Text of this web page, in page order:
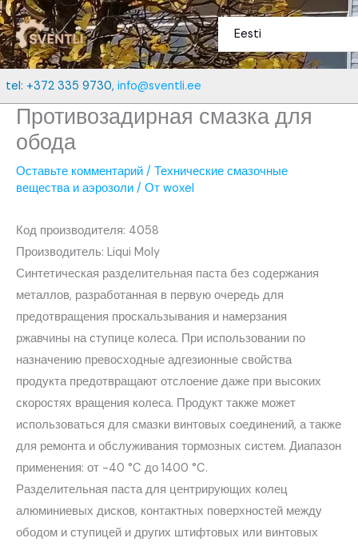
Перейти
к
содержимому
Eesti
tel: +372 335 9730, info@sventli.ee
Противозадирная смазка для
обода
Оставьте комментарий / Технические смазочные
вещества и аэрозоли / От woxel
Код производителя: 4058
Производитель: Liqui Moly
Синтетическая разделительная паста без содержания
металлов, разработанная в первую очередь для
предотвращения проскальзывания и намерзания
ржавчины на ступице колеса. При использовании по
назначению превосходные адгезионные свойства
продукта предотвращают отслоение даже при высоких
скоростях вращения колеса. Продукт также может
использоваться для смазки винтовых соединений, а также
для ремонта и обслуживания тормозных систем. Диапазон
применения: от -40 °C до 1400 °C.
Разделительная паста для центрирующих колец
алюминиевых дисков, контактных поверхностей между
ободом и ступицей и других штифтовых или винтовых